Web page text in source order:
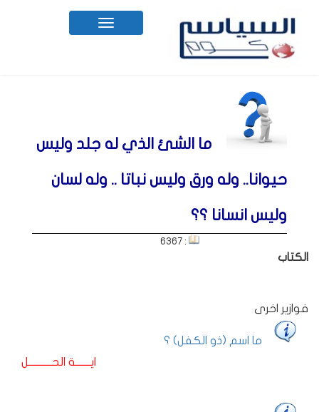
Toggle
navigation
ما الشئ الذي له جلد وليس
حيوانا.. وله ورق وليس نباتا .. وله لسان
وليس انسانا ؟؟
: 6367
الكتاب
فوازير اخرى
ما اسم (ذو الكفل) ؟
ايـــــــة الحـــــــــــل